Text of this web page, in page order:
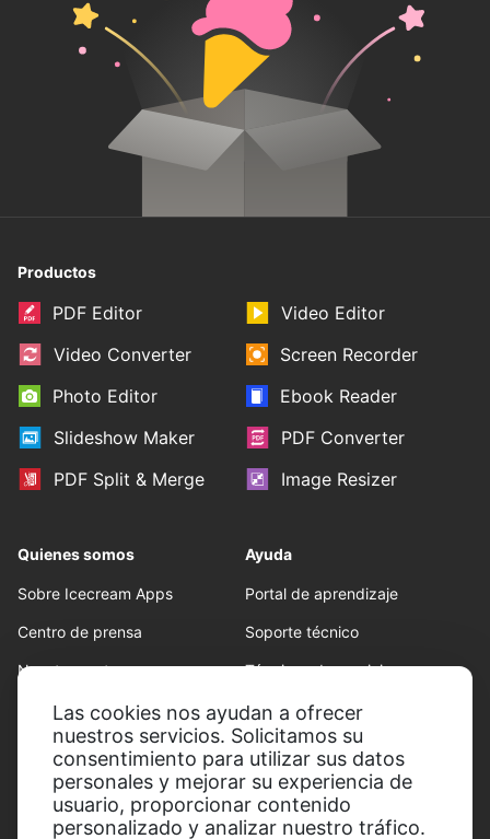
Las cookies nos ayudan a ofrecer
nuestros servicios. Solicitamos su
consentimiento para utilizar sus datos
personales y mejorar su experiencia de
usuario, proporcionar contenido
personalizado y analizar nuestro tráfico.
Productos
PDF Editor
Video Editor
Video Converter
Screen Recorder
Photo Editor
Ebook Reader
Slideshow Maker
PDF Converter
PDF Split & Merge
Image Resizer
Quienes somos
Sobre Icecream Apps
Centro de prensa
Nuestros autores
Colaboración
Ayuda
Portal de aprendizaje
Soporte técnico
Términos de servicio
Politica de reembolso
Conditions d'utilisation